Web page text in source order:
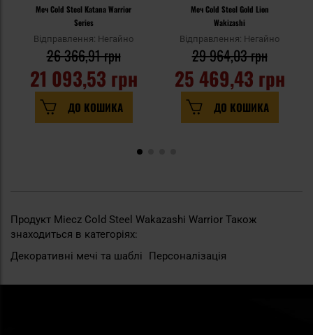
Меч Cold Steel Katana Warrior
Series
Відправлення: Негайно
21 093,53 грн
26 366,91 грн
ДО КОШИКА
Меч Cold Steel Gold Lion
Wakizashi
Відправлення: Негайно
25 469,43 грн
29 964,03 грн
ДО КОШИКА
Продукт Miecz Cold Steel Wakazashi Warrior Також
знаходиться в категоріях:
Декоративні мечі та шаблі
Персоналізація